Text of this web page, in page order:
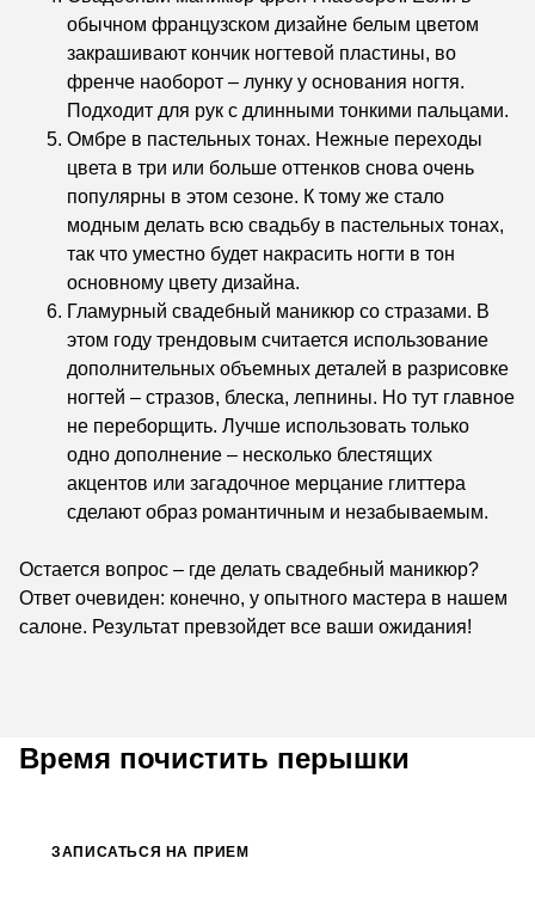
обычном французском дизайне белым цветом
закрашивают кончик ногтевой пластины, во
френче наоборот – лунку у основания ногтя.
Подходит для рук с длинными тонкими пальцами.
Омбре в пастельных тонах. Нежные переходы
цвета в три или больше оттенков снова очень
популярны в этом сезоне. К тому же стало
модным делать всю свадьбу в пастельных тонах,
так что уместно будет накрасить ногти в тон
основному цвету дизайна.
Гламурный свадебный маникюр со стразами. В
этом году трендовым считается использование
дополнительных объемных деталей в разрисовке
ногтей – стразов, блеска, лепнины. Но тут главное
не переборщить. Лучше использовать только
одно дополнение – несколько блестящих
акцентов или загадочное мерцание глиттера
сделают образ романтичным и незабываемым.
Остается вопрос – где делать свадебный маникюр?
Ответ очевиден: конечно, у опытного мастера в нашем
салоне. Результат превзойдет все ваши ожидания!
Время почистить перышки
ЗАПИСАТЬСЯ НА ПРИЕМ